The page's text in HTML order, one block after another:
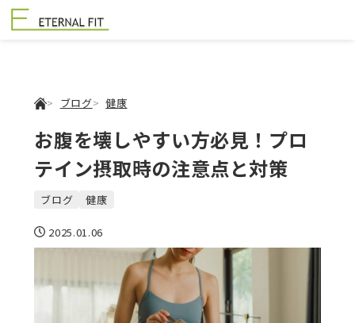
ブログ 健康
お腹を壊しやすい方必見！プロ
テイン摂取時の注意点と対策
ブログ 健康
2025.01.06